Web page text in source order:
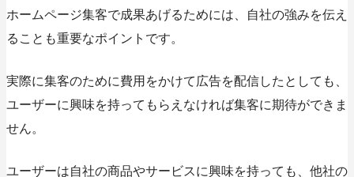
ホームページ集客で成果あげるためには、自社の強みを伝え
ることも重要なポイントです。
実際に集客のために費用をかけて広告を配信したとしても、
ユーザーに興味を持ってもらえなければ集客に期待ができま
せん。
ユーザーは自社の商品やサービスに興味を持っても、他社の